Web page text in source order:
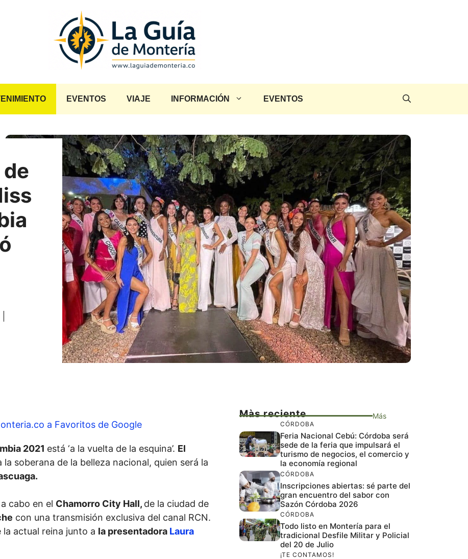
EVENTOS VIAJE INFORMACIÓN EVENTOS
a Favoritos de Google
2021 está ‘a la vuelta de la esquina’. El
la soberana de la belleza nacional, quien será la
cabo en el Chamorro City Hall, de la ciudad de
con una transmisión exclusiva del canal RCN.
actual reina junto a la presentadora Laura
Màs reciente Más
CÓRDOBA
Feria Nacional Cebú: Córdoba será
sede de la feria que impulsará el
turismo de negocios, el comercio y
la economía regional
CÓRDOBA
Inscripciones abiertas: sé parte del
gran encuentro del sabor con
Sazón Córdoba 2026
CÓRDOBA
Todo listo en Montería para el
tradicional Desfile Militar y Policial
del 20 de Julio
¡TE CONTAMOS!